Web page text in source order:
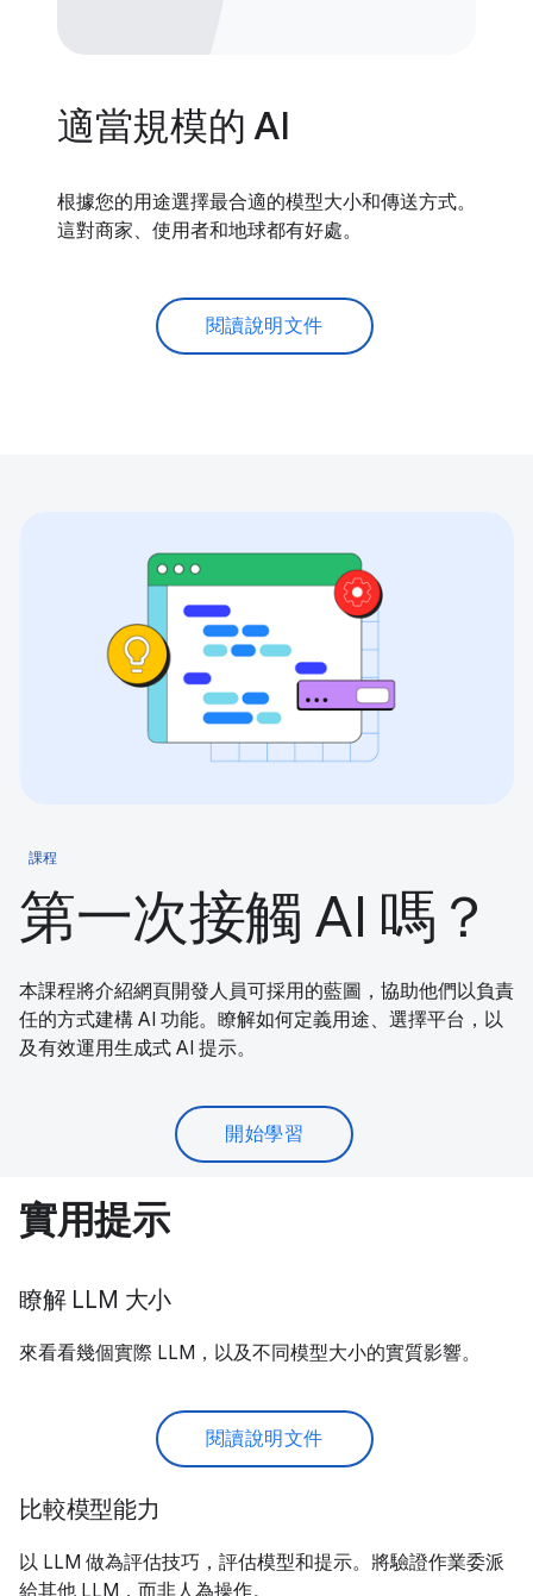
適當規模的 AI
根據您的用途選擇最合適的模型大小和傳送方式。
這對商家、使用者和地球都有好處。
閱讀說明文件
課程
第一次接觸 AI 嗎？
本課程將介紹網頁開發人員可採用的藍圖，協助他們以負責
任的方式建構 AI 功能。瞭解如何定義用途、選擇平台，以
及有效運用生成式 AI 提示。
開始學習
實用提示
瞭解 LLM 大小
來看看幾個實際 LLM，以及不同模型大小的實質影響。
閱讀說明文件
比較模型能力
以 LLM 做為評估技巧，評估模型和提示。將驗證作業委派
給其他 LLM，而非人為操作。